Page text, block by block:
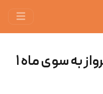
به سوی ماه ۱